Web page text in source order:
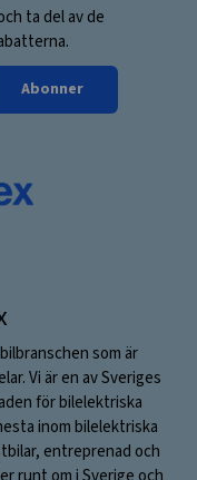
ta del av de
Abonner
som är
Vi är en av Sveriges
för bilelektriska
inom bilelektriska
entreprenad och